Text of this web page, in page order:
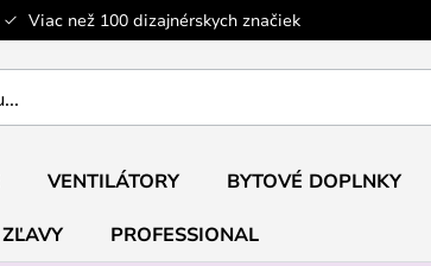
Viac než 100 dizajnérskych značiek
VENTILÁTORY BYTOVÉ DOPLNKY
ZĽAVY
PROFESSIONAL